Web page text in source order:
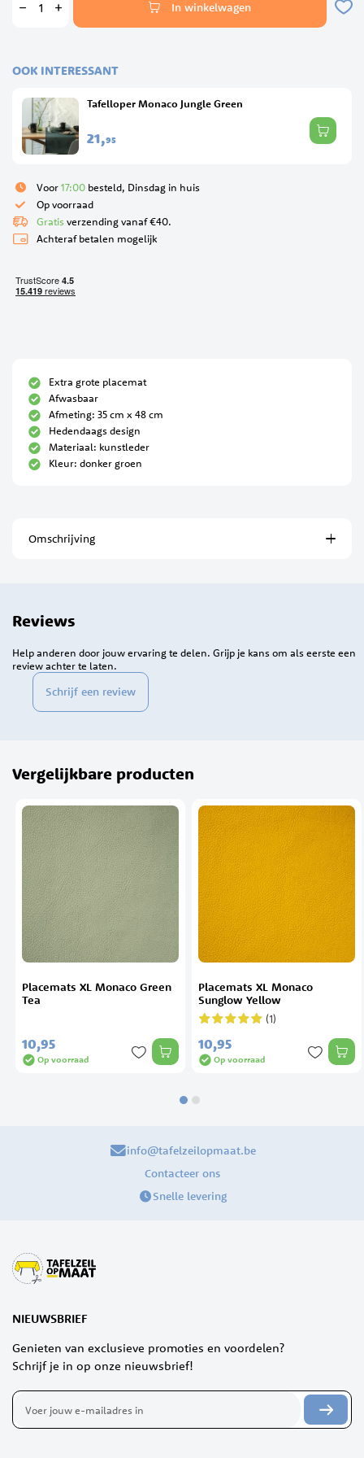
In winkelwagen
OOK INTERESSANT
Tafelloper Monaco Jungle Green
21,95
Voor17:00 besteld, Dinsdag in huis
Op voorraad
Gratis verzending vanaf €40.
Achteraf betalen mogelijk
Extra grote placemat
Afwasbaar
Afmeting: 35 cm x 48 cm
Hedendaags design
Materiaal: kunstleder
Kleur: donker groen
Omschrijving
Reviews
Schrijf een review
Help anderen door jouw ervaring te delen. Grijp je kans om als eerste een
review achter te laten.
Vergelijkbare producten
Placemats XL Monaco Green
Tea
10,95
Op voorraad
Placemats XL Monaco
Sunglow Yellow
Waardering: (1)
10,95
Op voorraad
info@tafelzeilopmaat.be
Contacteer ons
Snelle levering
NIEUWSBRIEF
Genieten van exclusieve promoties en voordelen?
Schrijf je in op onze nieuwsbrief!
Abonneer
op